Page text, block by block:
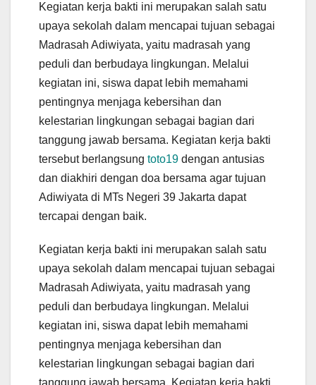
Kegiatan kerja bakti ini merupakan salah satu
upaya sekolah dalam mencapai tujuan sebagai
Madrasah Adiwiyata, yaitu madrasah yang
peduli dan berbudaya lingkungan. Melalui
kegiatan ini, siswa dapat lebih memahami
pentingnya menjaga kebersihan dan
kelestarian lingkungan sebagai bagian dari
tanggung jawab bersama. Kegiatan kerja bakti
tersebut berlangsung toto19 dengan antusias
dan diakhiri dengan doa bersama agar tujuan
Adiwiyata di MTs Negeri 39 Jakarta dapat
tercapai dengan baik.
Kegiatan kerja bakti ini merupakan salah satu
upaya sekolah dalam mencapai tujuan sebagai
Madrasah Adiwiyata, yaitu madrasah yang
peduli dan berbudaya lingkungan. Melalui
kegiatan ini, siswa dapat lebih memahami
pentingnya menjaga kebersihan dan
kelestarian lingkungan sebagai bagian dari